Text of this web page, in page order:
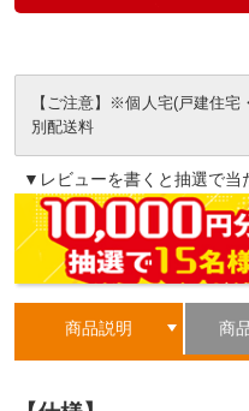
【ご注意】※個人宅(戸建住
別配送料
▼レビューを書くと抽選で当
商品説明 商